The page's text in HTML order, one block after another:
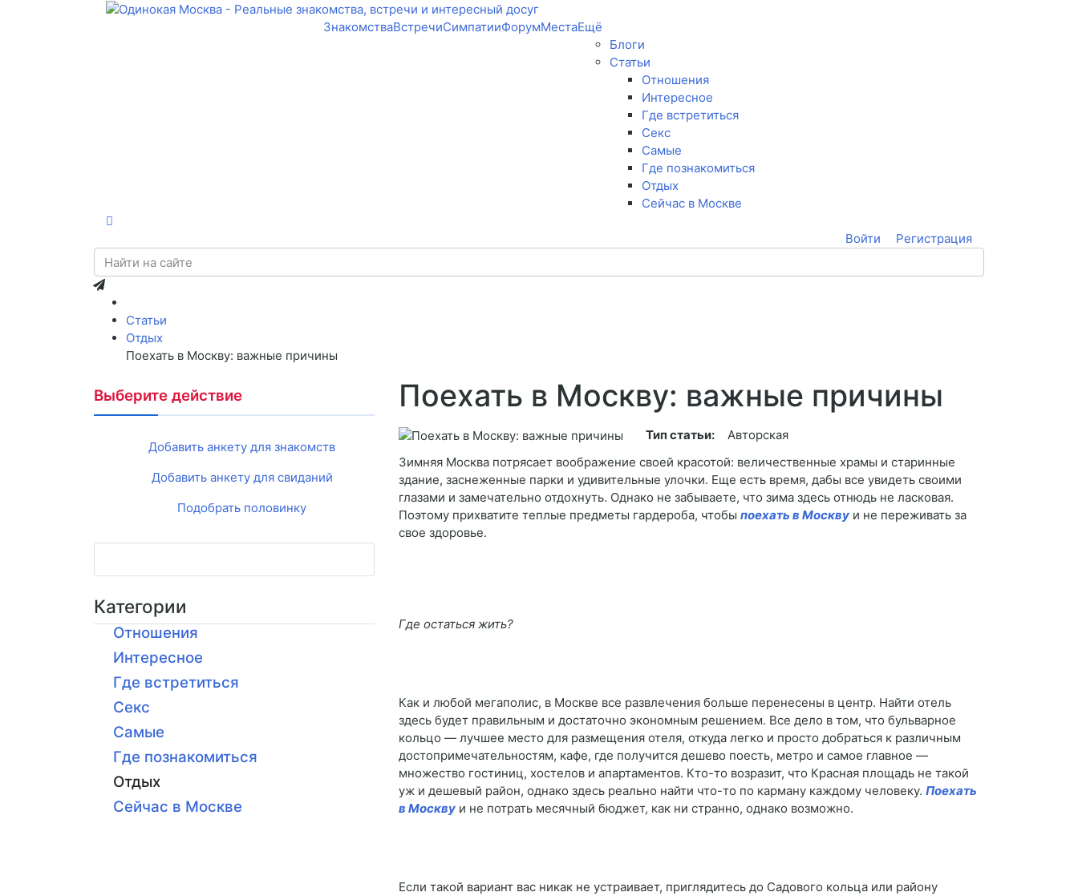
ЗнакомстваВстречиСимпатииФорумМестаЕщё
Блоги
Статьи
Отношения
Интересное
Где встретиться
Секс
Самые
Где познакомиться
Отдых
Сейчас в Москве
Войти Регистрация
Статьи
Отдых
Поехать в Москву: важные причины
Выберите действие
Добавить анкету для знакомств
Добавить анкету для свиданий
Подобрать половинку
Категории
Отношения
Интересное
Где встретиться
Секс
Самые
Где познакомиться
Отдых
Сейчас в Москве
Поехать в Москву: важные причины
Тип статьи:
Авторская
Зимняя Москва потрясает воображение своей красотой: величественные храмы и старинные
здание, заснеженные парки и удивительные улочки. Еще есть время, дабы все увидеть своими
глазами и замечательно отдохнуть. Однако не забываете, что зима здесь отнюдь не ласковая.
Поэтому прихватите теплые предметы гардероба, чтобы поехать в Москву и не переживать за
свое здоровье.
Где остаться жить?
Как и любой мегаполис, в Москве все развлечения больше перенесены в центр. Найти отель
здесь будет правильным и достаточно экономным решением. Все дело в том, что бульварное
кольцо ― лучшее место для размещения отеля, откуда легко и просто добраться к различным
достопримечательностям, кафе, где получится дешево поесть, метро и самое главное ―
множество гостиниц, хостелов и апартаментов. Кто-то возразит, что Красная площадь не такой
уж и дешевый район, однако здесь реально найти что-то по карману каждому человеку. Поехать
в Москву и не потрать месячный бюджет, как ни странно, однако возможно.
Если такой вариант вас никак не устраивает, приглядитесь до Садового кольца или району